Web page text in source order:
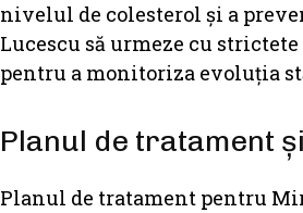
nivelul de colesterol și a
Lucescu să urmeze cu
pentru a monitoriza evoluția
Planul de tratament
Planul de tratament pentru